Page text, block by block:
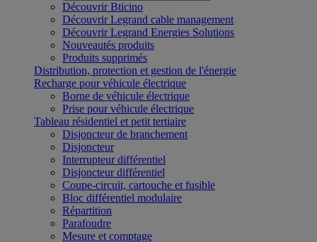
Découvrir Bticino
Découvrir Legrand cable management
Découvrir Legrand Energies Solutions
Nouveautés produits
Produits supprimés
Distribution, protection et gestion de l'énergie
Recharge pour véhicule électrique
Borne de véhicule électrique
Prise pour véhicule électrique
Tableau résidentiel et petit tertiaire
Disjoncteur de branchement
Disjoncteur
Interrupteur différentiel
Disjoncteur différentiel
Coupe-circuit, cartouche et fusible
Bloc différentiel modulaire
Répartition
Parafoudre
Mesure et comptage